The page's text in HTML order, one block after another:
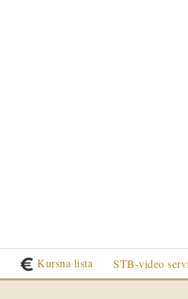
Kursna lista STB-video